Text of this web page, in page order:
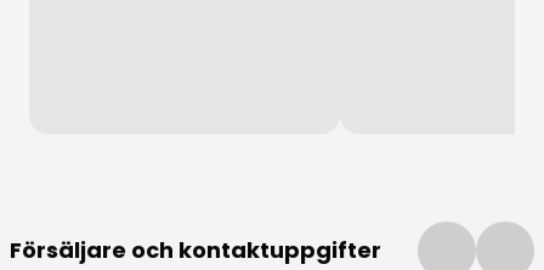
Försäljare och kontaktuppgifter